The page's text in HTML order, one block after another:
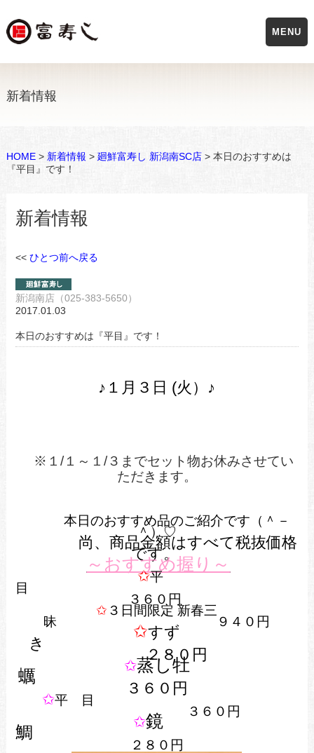
新着情報
HOME> 新着情報 > 廻鮮富寿し 新潟南SC店> 本日のおすすめは
『平目』です！
新着情報
<< ひとつ前へ戻る
新潟南店（025-383-5650）
2017.01.03
本日のおすすめは『平目』です！
♪１月３ 日 (火 ） ♪
※１/１～１/３までセット物お休みさせてい
ただきます。
本日のおすすめ品のご紹介です（＾－
＾）♡
尚、商品金額はすべて税抜価格
です。
～おすすめ握り～
✩平
３６ ０円
✩ ３日間限定 新春三
昧 ９４０円
✩すず
き
２８０円
✩蒸し牡
蠣
３６０円
✩平 目
３６０円
✩鏡
鯛
２８０円
MENU